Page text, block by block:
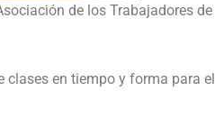
de los Trabajadores de
clases en tiempo y forma para el